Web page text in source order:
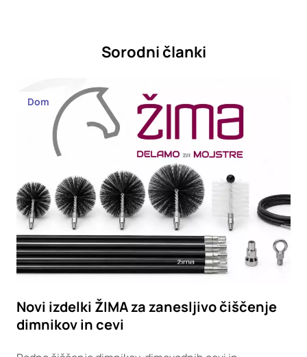
Sorodni članki
Dom
Novi izdelki ŽIMA za zanesljivo čiščenje
dimnikov in cevi